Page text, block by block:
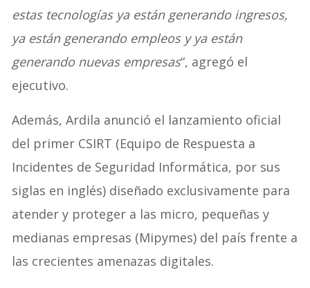
estas tecnologías ya están generando ingresos,
ya están generando empleos y ya están
generando nuevas empresas“, agregó el
ejecutivo.
Además, Ardila anunció el lanzamiento oficial
del primer CSIRT (Equipo de Respuesta a
Incidentes de Seguridad Informática, por sus
siglas en inglés) diseñado exclusivamente para
atender y proteger a las micro, pequeñas y
medianas empresas (Mipymes) del país frente a
las crecientes amenazas digitales.